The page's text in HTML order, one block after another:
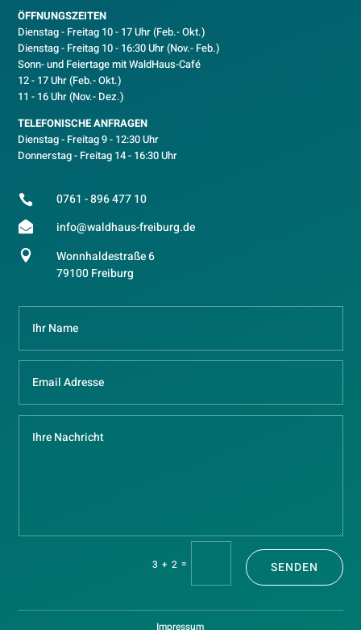
ÖFFNUNGSZEITEN
Dienstag - Freitag 10 - 17 Uhr (Feb.- Okt.)
Dienstag - Freitag 10 - 16:30 Uhr (Nov.- Feb.)
Sonn- und Feiertage mit WaldHaus-Café
12 - 17 Uhr (Feb.- Okt.)
11 - 16 Uhr (Nov.- Dez.)
TELEFONISCHE ANFRAGEN
Dienstag - Freitag 9 - 12:30 Uhr
Donnerstag - Freitag 14 - 16:30 Uhr
 0761 - 896 477 10
 info@waldhaus-freiburg.de

Wonnhaldestraße 6
79100 Freiburg
3 + 2 = SENDEN
Impressum